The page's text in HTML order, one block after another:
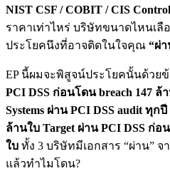
NIST CSF / COBIT / CIS
ราคาเท่าไหร่ บริษัทขนาดไหนเลื
ประโยคนึงที่อาจติดในใจคุณ “ผ่
EP นี้ผมจะพิสูจน์ประโยคนั้นด้วยข้
PCI DSS ก่อนโดน breach 147 ล้
Systems ผ่าน PCI DSS audit ทุ
ล้านใบ Target ผ่าน PCI DSS ก่
ใบ ทั้ง 3 บริษัทมีเอกสาร “ผ่าน”
แล้วทำไมโดน?